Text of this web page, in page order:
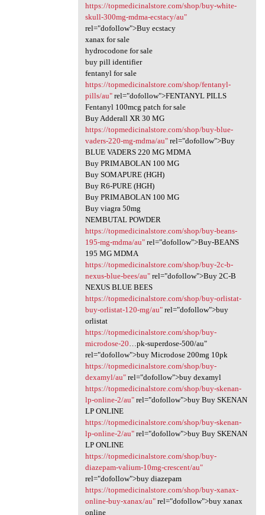
https://topmedicinalstore.com/shop/buy-white-
skull-300mg-mdma-ecstacy/au"
rel="dofollow">Buy ecstacy
xanax for sale
hydrocodone for sale
buy pill identifier
fentanyl for sale
https://topmedicinalstore.com/shop/fentanyl-
pills/au"rel="dofollow">FENTANYL PILLS
Fentanyl 100mcg patch for sale
Buy Adderall XR 30 MG
https://topmedicinalstore.com/shop/buy-blue-
vaders-220-mg-mdma/au"rel="dofollow">Buy
BLUE VADERS 220 MG MDMA
Buy PRIMABOLAN 100 MG
Buy SOMAPURE (HGH)
Buy R6-PURE (HGH)
Buy PRIMABOLAN 100 MG
Buy viagra 50mg
NEMBUTAL POWDER
https://topmedicinalstore.com/shop/buy-beans-
195-mg-mdma/au"rel="dofollow">Buy-BEANS
195 MG MDMA
https://topmedicinalstore.com/shop/buy-2c-b-
nexus-blue-bees/au"rel="dofollow">Buy 2C-B
NEXUS BLUE BEES
https://topmedicinalstore.com/shop/buy-orlistat-
buy-orlistat-120-mg/au"rel="dofollow">buy
orlistat
https://topmedicinalstore.com/shop/buy-
microdose-20 …pk-superdose-500/au"
rel="dofollow">buy Microdose 200mg 10pk
https://topmedicinalstore.com/shop/buy-
dexamyl/au"rel="dofollow">buy dexamyl
https://topmedicinalstore.com/shop/buy-skenan-
lp-online-2/au"rel="dofollow">buy Buy SKENAN
LP ONLINE
https://topmedicinalstore.com/shop/buy-skenan-
lp-online-2/au"rel="dofollow">buy Buy SKENAN
LP ONLINE
https://topmedicinalstore.com/shop/buy-
diazepam-valium-10mg-crescent/au"
rel="dofollow">buy diazepam
https://topmedicinalstore.com/shop/buy-xanax-
online-buy-xanax/au"rel="dofollow">buy xanax
online